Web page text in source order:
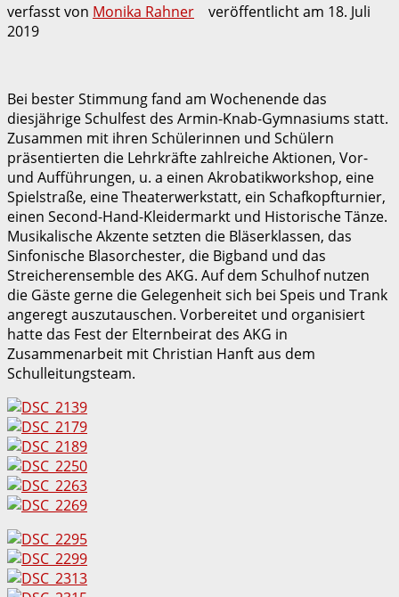
verfasst von Monika Rahner veröffentlicht am 18. Juli
2019
Bei bester Stimmung fand am Wochenende das
diesjährige Schulfest des Armin-Knab-Gymnasiums statt.
Zusammen mit ihren Schülerinnen und Schülern
präsentierten die Lehrkräfte zahlreiche Aktionen, Vor-
und Aufführungen, u. a einen Akrobatikworkshop, eine
Spielstraße, eine Theaterwerkstatt, ein Schafkopfturnier,
einen Second-Hand-Kleidermarkt und Historische Tänze.
Musikalische Akzente setzten die Bläserklassen, das
Sinfonische Blasorchester, die Bigband und das
Streicherensemble des AKG. Auf dem Schulhof nutzen
die Gäste gerne die Gelegenheit sich bei Speis und Trank
angeregt auszutauschen. Vorbereitet und organisiert
hatte das Fest der Elternbeirat des AKG in
Zusammenarbeit mit Christian Hanft aus dem
Schulleitungsteam.